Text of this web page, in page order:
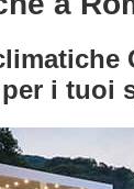
i tuoi